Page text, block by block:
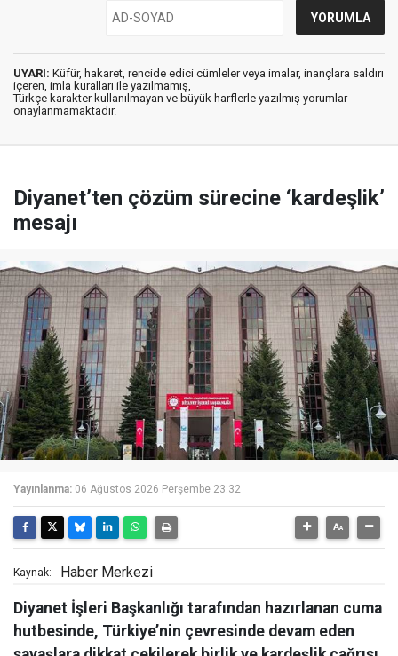
UYARI: Küfür, hakaret, rencide edici cümleler veya imalar, inançlara saldırı
içeren, imla kuralları ile yazılmamış,
Türkçe karakter kullanılmayan ve büyük harflerle yazılmış yorumlar
onaylanmamaktadır.
Diyanet’ten çözüm sürecine ‘kardeşlik’
mesajı
Yayınlanma: 06 Ağustos 2026 Perşembe 23:32
Kaynak: Haber Merkezi
Diyanet İşleri Başkanlığı tarafından hazırlanan cuma
hutbesinde, Türkiye’nin çevresinde devam eden